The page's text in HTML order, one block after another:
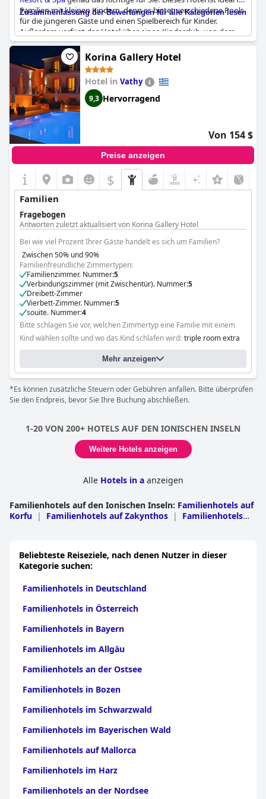
Familien mit kleinen Kindern, denn es bietet verschiedene Pools
für die jüngeren Gäste und einen Spielbereich für Kinder.
Außerdem verfügt das Hotel über einen Kinderclub, von dem
Eltern schwärmen. Die Zimmer sind komfortabel und speziell für
Familien eingerichtet, einige verfügen über separate Bereiche
für Eltern und Kinder. Am Strand kann man kostenlos
Paddelboarding und Kanu fahren, und es gibt genügend
Liegestühle für alle. Insgesamt sind sich die Gäste einig, dass das
Porto Galini Seaside Resort & Spaein ideales Ziel für einen
Familienurlaub ist.
Zusammenfassung der Bewertungen für alle Kategorien lesen
Korina Gallery Hotel
Hotel in Vathy
9,3 Hervorragend
Von 154 $
Preise anzeigen
$
Familien
Fragebogen
Antworten zuletzt aktualisiert von Korina Gallery Hotel
Bei wie viel Prozent Ihrer Gäste handelt es sich um Familien?
Zwischen 50% und 90%
Familienfreundliche Zimmertypen:
Familienzimmer. Nummer:5
Verbindungszimmer (mit Zwischentür). Nummer:5
Dreibett-Zimmer
Vierbett-Zimmer. Nummer:5
souite. Nummer:4
Bitte schlagen Sie vor, welchen Zimmertyp eine Familie mit einem
Kind wählen sollte und wo das Kind schlafen wird: triple room extra
bed
Mehr anzeigen
*Es können zusätzliche Steuern oder Gebühren anfallen. Bitte überprüfen
Sie den Endpreis, bevor Sie Ihre Buchung abschließen.
1-20 VON 200+ HOTELS AUF DEN IONISCHEN INSELN
Weitere Hotels anzeigen
Alle Hotels in aanzeigen
Familienhotels auf den Ionischen Inseln: Familienhotels auf
Korfu | Familienhotels auf Zakynthos |
Familienhotels
Meganisi
Beliebteste Reiseziele, nach denen Nutzer in dieser
Kategorie suchen:
Familienhotels in Deutschland
Familienhotels in Österreich
Familienhotels in Bayern
Familienhotels im Allgäu
Familienhotels an der Ostsee
Familienhotels in Bozen
Familienhotels im Schwarzwald
Familienhotels im Bayerischen Wald
Familienhotels auf Mallorca
Familienhotels im Harz
Familienhotels an der Nordsee